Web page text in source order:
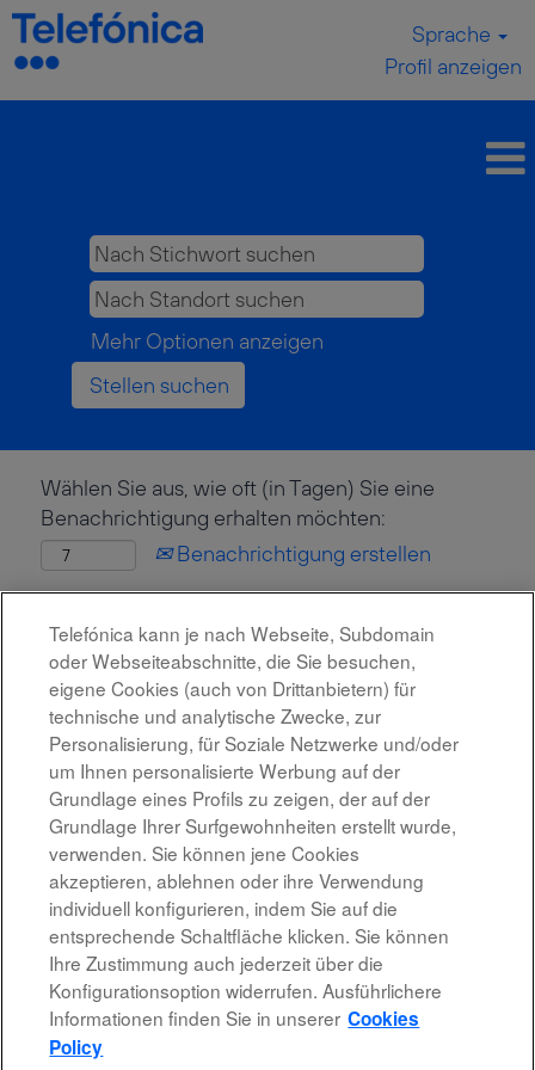
Sprache
Profil anzeigen
Mehr Optionen anzeigen
Wählen Sie aus, wie oft (in Tagen) Sie eine
Benachrichtigung erhalten möchten:
Benachrichtigung erstellen
Rechtshinweis
Barrierefreiheit
Datenschutzrichtlinien
Telefónica kann je nach Webseite, Subdomain
oder Webseiteabschnitte, die Sie besuchen,
eigene Cookies (auch von Drittanbietern) für
technische und analytische Zwecke, zur
Personalisierung, für Soziale Netzwerke und/oder
um Ihnen personalisierte Werbung auf der
Grundlage eines Profils zu zeigen, der auf der
Grundlage Ihrer Surfgewohnheiten erstellt wurde,
verwenden. Sie können jene Cookies
akzeptieren, ablehnen oder ihre Verwendung
individuell konfigurieren, indem Sie auf die
entsprechende Schaltfläche klicken. Sie können
Ihre Zustimmung auch jederzeit über die
Konfigurationsoption widerrufen. Ausführlichere
Informationen finden Sie in unserer Cookies
Policy